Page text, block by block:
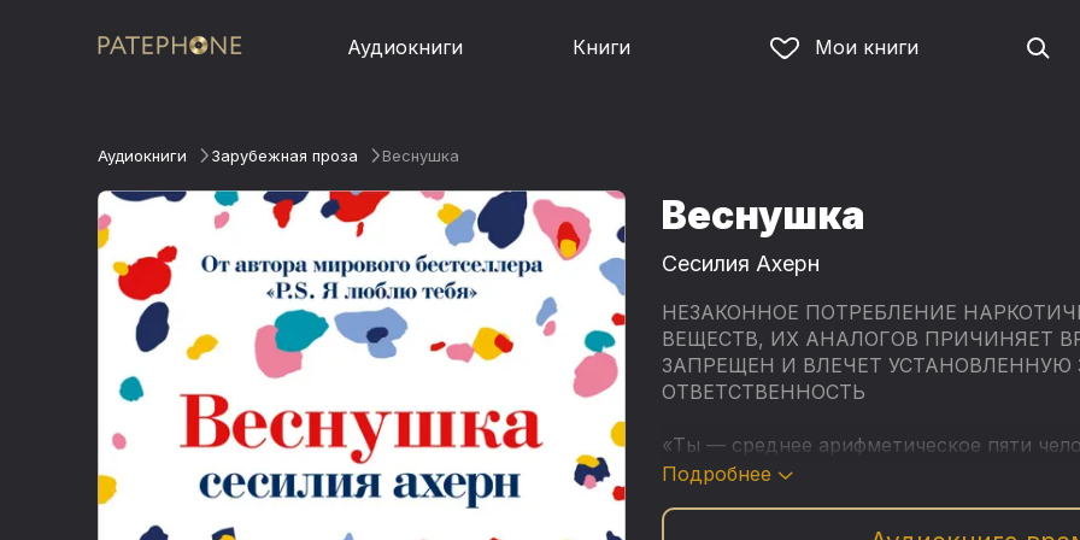
Аудиокниги Книги Мои книги
Аудиокниги Зарубежная проза Веснушка
Веснушка
Сесилия Ахерн
НЕЗАКОННОЕ ПОТРЕБЛЕНИЕ
ВЕЩЕСТВ, ИХ АНАЛОГОВ ПРИЧИНЯЕТ
ЗАПРЕЩЕН И ВЛЕЧЕТ УСТАНОВЛЕННУЮ
ОТВЕТСТВЕННОСТЬ
«Ты — среднее арифметическое пяти
— говорит Аллегре Берд незнакомый
года, она выросла с отцом-одиночкой и
Подробнее